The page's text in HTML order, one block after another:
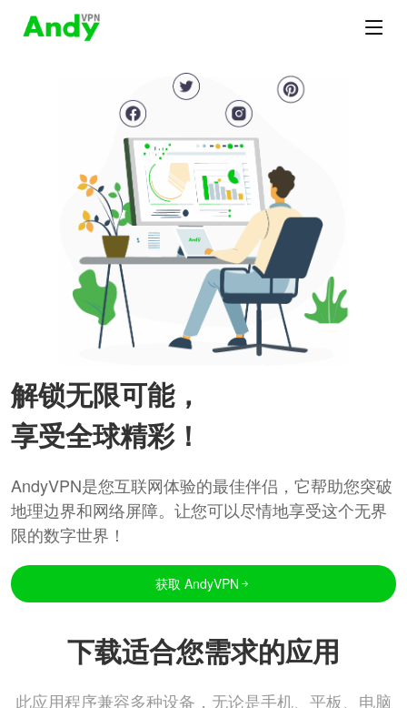
解锁无限可能，
享受全球精彩！
AndyVPN是您互联网体验的最佳伴侣，它帮助您突破
地理边界和网络屏障。让您可以尽情地享受这个无界
限的数字世界！
获取 AndyVPN
下载适合您需求的应用
此应用程序兼容多种设备，无论是手机、平板、电脑